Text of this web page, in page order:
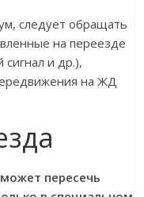
следует обращать
на переезде
и др.),
на ЖД
пересечь